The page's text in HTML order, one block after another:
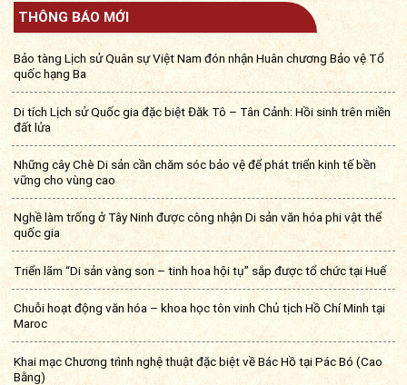
THÔNG BÁO MỚI
Bảo tàng Lịch sử Quân sự Việt Nam đón nhận Huân chương Bảo vệ Tổ
quốc hạng Ba
Di tích Lịch sử Quốc gia đặc biệt Đăk Tô – Tân Cảnh: Hồi sinh trên miền
đất lửa
Những cây Chè Di sản cần chăm sóc bảo vệ để phát triển kinh tế bền
vững cho vùng cao
Nghề làm trống ở Tây Ninh được công nhận Di sản văn hóa phi vật thể
quốc gia
Triển lãm “Di sản vàng son – tinh hoa hội tụ” sắp được tổ chức tại Huế
Chuỗi hoạt động văn hóa – khoa học tôn vinh Chủ tịch Hồ Chí Minh tại
Maroc
Khai mạc Chương trình nghệ thuật đặc biệt về Bác Hồ tại Pác Bó (Cao
Bằng)